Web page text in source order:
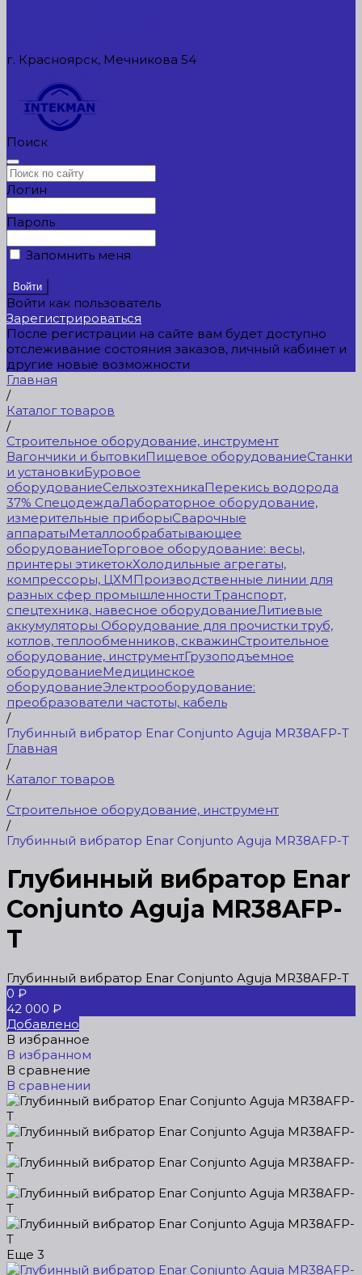
г. Красноярск, Мечникова 54
Поиск
Логин
Пароль
Запомнить меня
Войти как пользователь
Зарегистрироваться
После регистрации на сайте вам будет доступно
отслеживание состояния заказов, личный кабинет и
другие новые возможности
Главная
/
Каталог товаров
/
Строительное оборудование, инструмент
Вагончики и бытовкиПищевое оборудованиеСтанки
и установкиБуровое
оборудованиеСельхозтехникаПерекись водорода
37% СпецодеждаЛабораторное оборудование,
измерительные приборыСварочные
аппаратыМеталлообрабатывающее
оборудованиеТорговое оборудование: весы,
принтеры этикетокХолодильные агрегаты,
компрессоры, ЦХМ Производственные линии для
разных сфер промышленности Транспорт,
спецтехника, навесное оборудованиеЛитиевые
аккумуляторы Оборудование для прочистки труб,
котлов, теплообменников, скважинСтроительное
оборудование, инструментГрузоподъемное
оборудованиеМедицинское
оборудованиеЭлектрооборудование:
преобразователи частоты, кабель
/
Глубинный вибратор Enar Conjunto Aguja MR38AFP-T
Главная
/
Каталог товаров
/
Строительное оборудование, инструмент
/
Глубинный вибратор Enar Conjunto Aguja MR38AFP-T
Глубинный вибратор Enar
Conjunto Aguja MR38AFP-
T
Глубинный вибратор Enar Conjunto Aguja MR38AFP-T
0 ₽
42 000 ₽
Добавлено
В избранное
В избранном
В сравнение
В сравнении
Еще 3